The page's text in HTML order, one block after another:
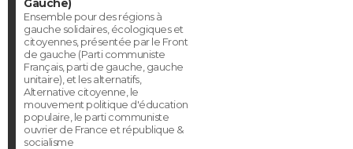
Ensemble pour des régions à
gauche solidaires, écologiques et
citoyennes, présentée par le Front
de gauche (Parti communiste
Français, parti de gauche, gauche
unitaire), et les alternatifs,
Alternative citoyenne, le
mouvement politique d'éducation
populaire, le parti communiste
ouvrier de France et république &
socialisme